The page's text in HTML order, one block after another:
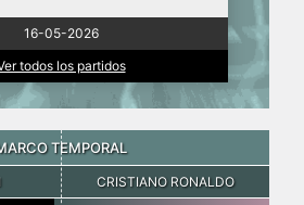
16-05-2026
todos los partidos
TEMPORAL
CRISTIANO RONALDO